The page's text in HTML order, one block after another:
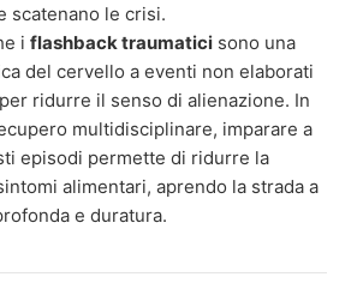
scatenano le crisi.
i flashback traumatici sono una
del cervello a eventi non elaborati
ridurre il senso di alienazione. In
multidisciplinare, imparare a
episodi permette di ridurre la
alimentari, aprendo la strada a
e duratura.